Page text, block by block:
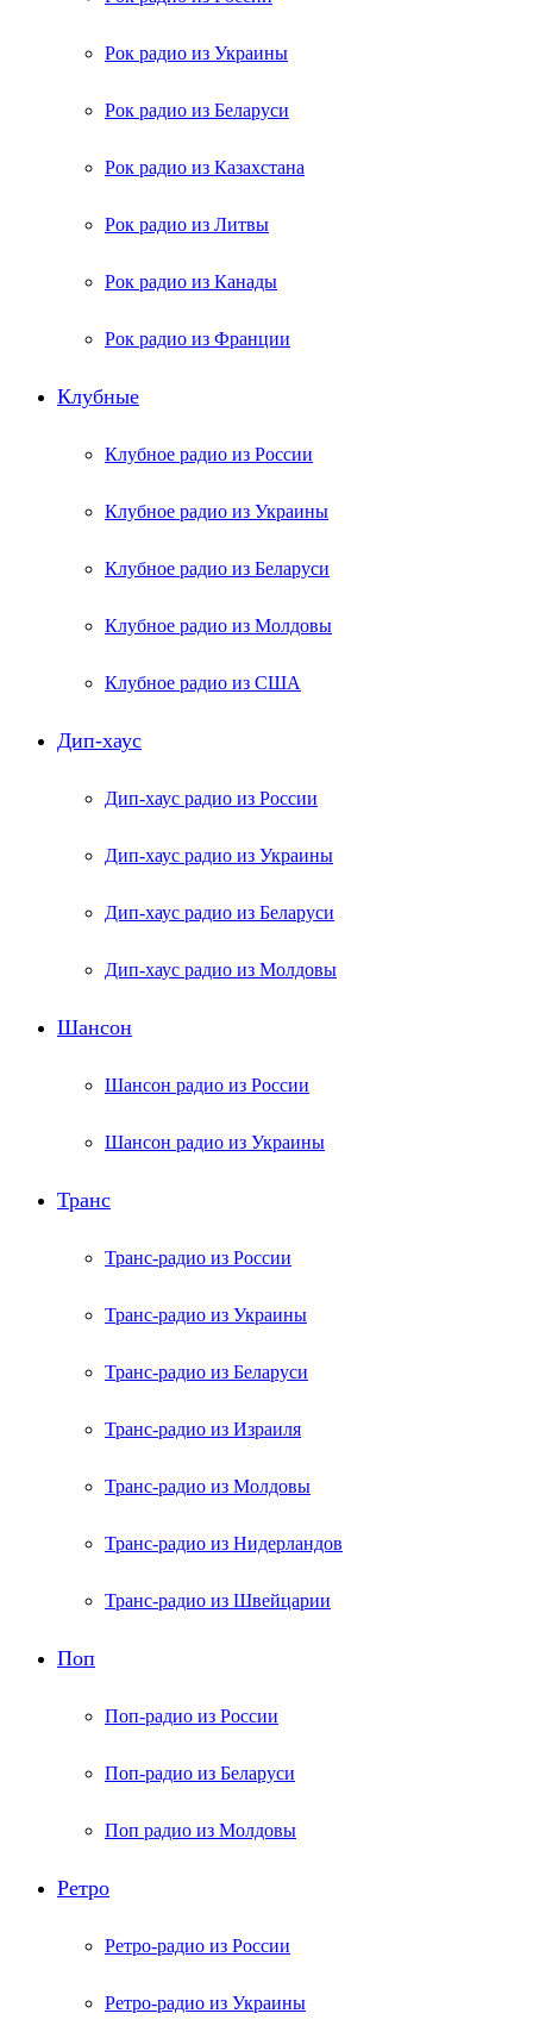
Рок радио из Украины
Рок радио из Беларуси
Рок радио из Казахстана
Рок радио из Литвы
Рок радио из Канады
Рок радио из Франции
Клубные
Клубное радио из России
Клубное радио из Украины
Клубное радио из Беларуси
Клубное радио из Молдовы
Клубное радио из США
Дип-хаус
Дип-хаус радио из России
Дип-хаус радио из Украины
Дип-хаус радио из Беларуси
Дип-хаус радио из Молдовы
Шансон
Шансон радио из России
Шансон радио из Украины
Транс
Транс-радио из России
Транс-радио из Украины
Транс-радио из Беларуси
Транс-радио из Израиля
Транс-радио из Молдовы
Транс-радио из Нидерландов
Транс-радио из Швейцарии
Поп
Поп-радио из России
Поп-радио из Беларуси
Поп радио из Молдовы
Ретро
Ретро-радио из России
Ретро-радио из Украины